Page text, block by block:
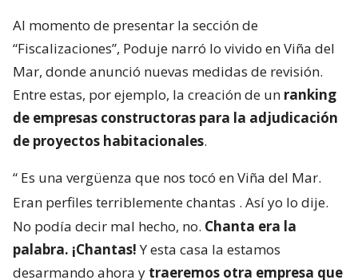
Al momento de presentar la sección de
“Fiscalizaciones”, Poduje narró lo vivido en Viña del
Mar, donde anunció nuevas medidas de revisión.
Entre estas, por ejemplo, la creación de un ranking
de empresas constructoras para la adjudicación
de proyectos habitacionales.
“ Es una vergüenza que nos tocó en Viña del Mar.
Eran perfiles terriblemente chantas . Así yo lo dije.
No podía decir mal hecho, no. Chanta era la
palabra. ¡Chantas!Y esta casa la estamos
desarmando ahora y traeremos otra empresa que